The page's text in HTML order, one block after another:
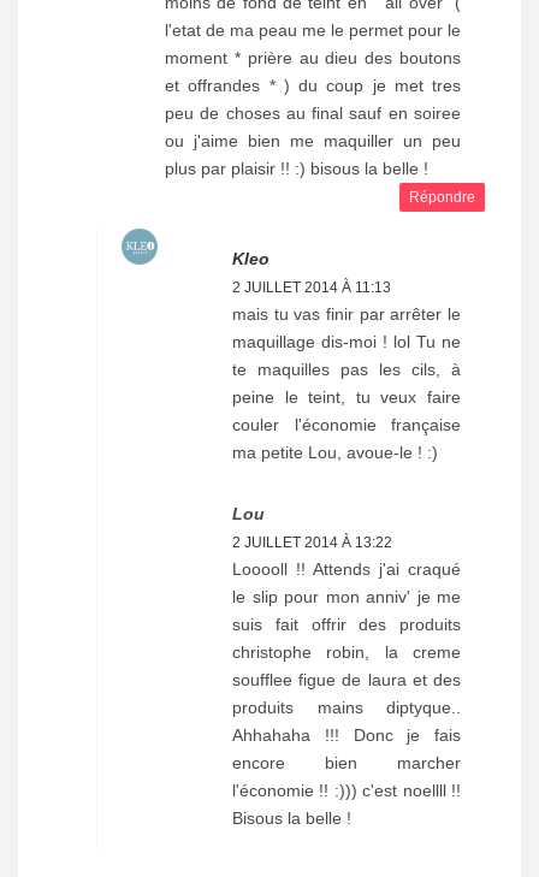
l'etat de ma peau me le permet pour le
moment * prière au dieu des boutons
et offrandes * ) du coup je met tres
peu de choses au final sauf en soiree
ou j'aime bien me maquiller un peu
plus par plaisir !! :) bisous la belle !
Répondre
Kleo
2 JUILLET 2014 À 11:13
mais tu vas finir par arrêter le
maquillage dis-moi ! lol Tu ne
te maquilles pas les cils, à
peine le teint, tu veux faire
couler l'économie française
ma petite Lou, avoue-le ! :)
Lou
2 JUILLET 2014 À 13:22
Looooll !! Attends j'ai craqué
le slip pour mon anniv' je me
suis fait offrir des produits
christophe robin, la creme
soufflee figue de laura et des
produits mains diptyque..
Ahhahaha !!! Donc je fais
encore bien marcher
l'économie !! :))) c'est noellll !!
Bisous la belle !